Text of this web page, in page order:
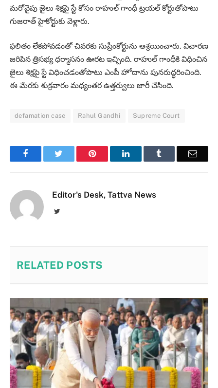
మరోవైపు జైలు శిక్షపై స్టే కోసం రాహుల్‌ గాంధీ ట్రయల్‌ కోర్టుతోపాటు
గుజరాత్‌ హైకోర్టుకు వెళ్లారు.
ఫలితం లేకపోవడంతో చివరకు సుప్రీంకోర్టును ఆశ్రయించారు. విచారణ
జరిపిన త్రిసభ్య ధర్మాసనం ఊరట ఇచ్చింది. రాహుల్ గాంధీకి విధించిన
జైలు శిక్షపై స్టే విధించడంతోపాటు ఎంపీ హోదాను పునరుద్ధరించింది.
ఈ మేరకు శుక్రవారం మధ్యంతర ఉత్తర్వులు జారీ చేసింది.
defamation case Rahul Gandhi Supreme Court
Facebook Pinterest LinkedIn Email
Editor's Desk, Tattva News
Twitter
RELATED POSTS